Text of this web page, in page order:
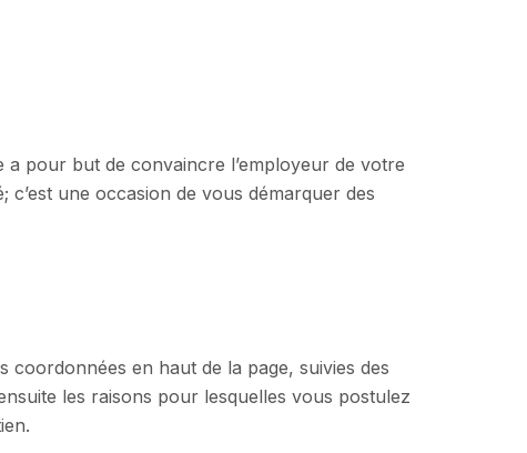
pour but de convaincre l’employeur de votre
une occasion de vous démarquer des
en haut de la page, suivies des
les raisons pour lesquelles vous postulez